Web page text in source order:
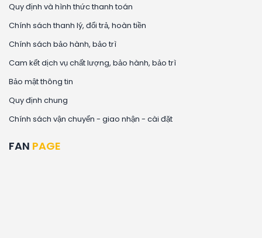
Quy định và hình thức thanh toán
Chính sách thanh lý, đổi trả, hoàn tiền
Chính sách bảo hành, bảo trì
Cam kết dịch vụ chất lượng, bảo hành, bảo trì
Bảo mật thông tin
Quy định chung
Chính sách vận chuyển - giao nhận - cài đặt
FAN PAGE